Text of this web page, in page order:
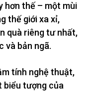
hơn thế – một mùi
thế giới xa xỉ,
quà riêng tư nhất,
và bản ngã.
tính nghệ thuật,
biểu tượng của